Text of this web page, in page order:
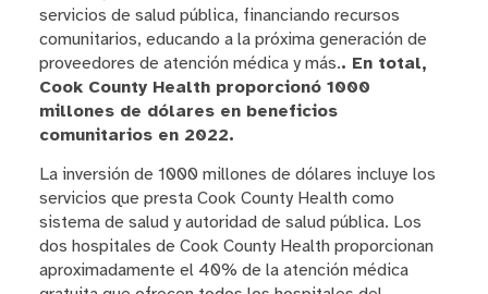
servicios de salud pública, financiando recursos
comunitarios, educando a la próxima generación de
proveedores de atención médica y más.. En total,
Cook County Health proporcionó 1000
millones de dólares en beneficios
comunitarios en 2022.
La inversión de 1000 millones de dólares incluye los
servicios que presta Cook County Health como
sistema de salud y autoridad de salud pública. Los
dos hospitales de Cook County Health proporcionan
aproximadamente el 40% de la atención médica